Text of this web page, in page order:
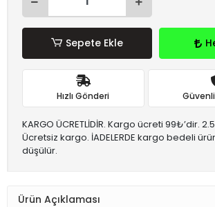
Sepete Ekle
Hızlı Gönderi Güvenli
KARGO ÜCRETLİDİR. Kargo ücreti 99₺’dir.
Ücretsiz kargo. İADELERDE kargo bedeli
düşülür.
Ürün Açıklaması